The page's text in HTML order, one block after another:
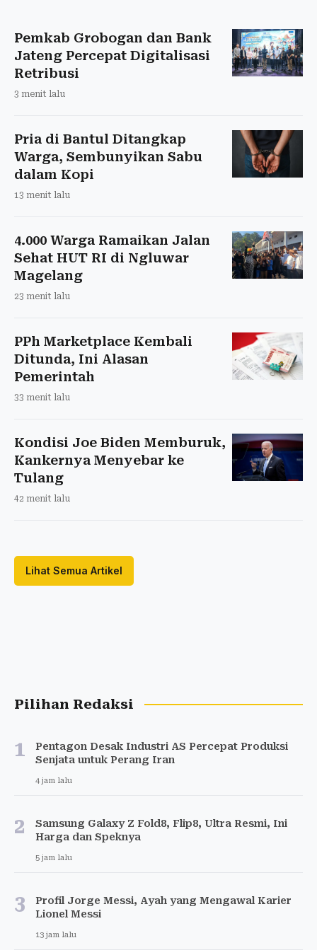
Pemkab Grobogan dan Bank
Jateng Percepat Digitalisasi
Retribusi
3 menit lalu
Pria di Bantul Ditangkap
Warga, Sembunyikan Sabu
dalam Kopi
13 menit lalu
4.000 Warga Ramaikan Jalan
Sehat HUT RI di Ngluwar
Magelang
23 menit lalu
PPh Marketplace Kembali
Ditunda, Ini Alasan
Pemerintah
33 menit lalu
Kondisi Joe Biden Memburuk,
Kankernya Menyebar ke
Tulang
42 menit lalu
Lihat Semua Artikel
Pilihan Redaksi
1
Pentagon Desak Industri AS Percepat Produksi
Senjata untuk Perang Iran
4 jam lalu
2
Samsung Galaxy Z Fold8, Flip8, Ultra Resmi, Ini
Harga dan Speknya
5 jam lalu
3
Profil Jorge Messi, Ayah yang Mengawal Karier
Lionel Messi
13 jam lalu